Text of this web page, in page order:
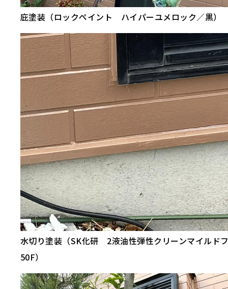
庇塗装（ロックペイント ハイパーユメロック／黒）
水切り塗装（SK化研 2液油性弾性クリーンマイルド
50F）